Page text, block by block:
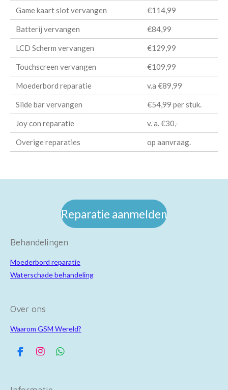
Game kaart slot vervangen €114,99
Batterij vervangen €84,99
LCD Scherm vervangen €129,99
Touchscreen vervangen €109,99
Moederbord reparatie v.a €89,99
Slide bar vervangen €54,99 per stuk.
Joy con reparatie v. a. €30,-
Overige reparaties op aanvraag.
Reparatie aanmelden
Behandelingen
Moederbord reparatie
Waterschade behandeling
Over ons
Waarom GSM Wereld?
F
I
W